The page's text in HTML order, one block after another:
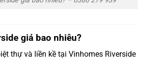
giá bao nhiêu?
thự và liền kề tại Vinhomes Riverside